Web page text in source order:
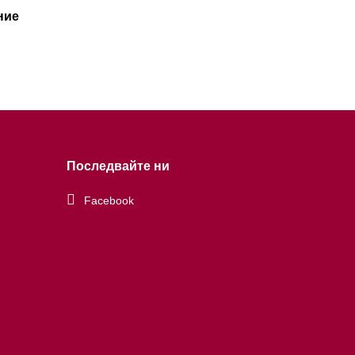
Последвайте ни
Facebook